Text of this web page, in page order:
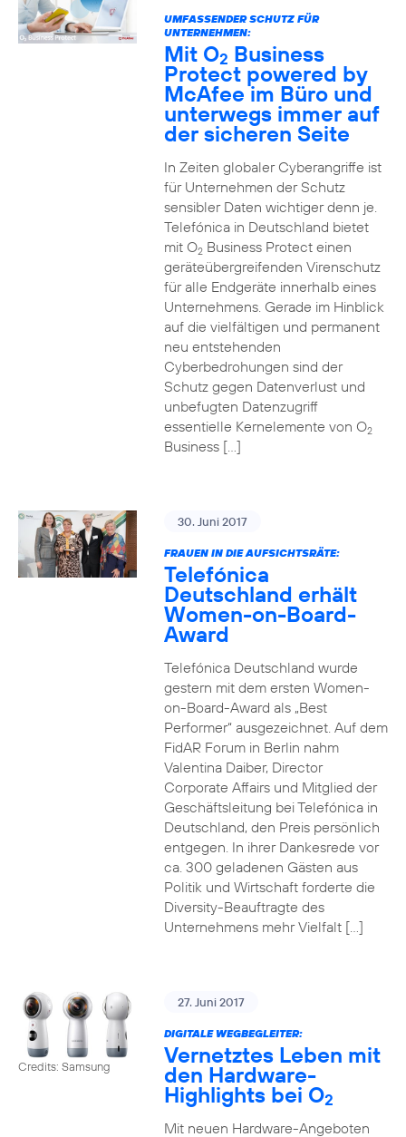
UMFASSENDER SCHUTZ FÜR
UNTERNEHMEN:
Mit O2 Business
Protect powered by
McAfee im Büro und
unterwegs immer auf
der sicheren Seite
In Zeiten globaler Cyberangriffe ist
für Unternehmen der Schutz
sensibler Daten wichtiger denn je.
Telefónica in Deutschland bietet
mit O2Business Protect einen
geräteübergreifenden Virenschutz
für alle Endgeräte innerhalb eines
Unternehmens. Gerade im Hinblick
auf die vielfältigen und permanent
neu entstehenden
Cyberbedrohungen sind der
Schutz gegen Datenverlust und
unbefugten Datenzugriff
essentielle Kernelemente von O2
Business […]
30. Juni 2017
FRAUEN IN DIE AUFSICHTSRÄTE:
Telefónica
Deutschland erhält
Women-on-Board-
Award
Telefónica Deutschland wurde
gestern mit dem ersten Women-
on-Board-Award als „Best
Performer“ ausgezeichnet. Auf dem
FidAR Forum in Berlin nahm
Valentina Daiber, Director
Corporate Affairs und Mitglied der
Geschäftsleitung bei Telefónica in
Deutschland, den Preis persönlich
entgegen. In ihrer Dankesrede vor
ca. 300 geladenen Gästen aus
Politik und Wirtschaft forderte die
Diversity-Beauftragte des
Unternehmens mehr Vielfalt […]
Credits: Samsung
27. Juni 2017
DIGITALE WEGBEGLEITER:
Vernetztes Leben mit
den Hardware-
Highlights bei O2
Mit neuen Hardware-Angeboten